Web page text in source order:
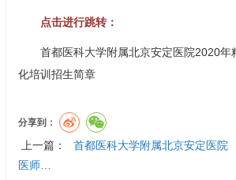
点击进行跳转：
首都医科大学附属北京安定医院2020年
化培训招生简章
分享到：
上一篇：
首都医科大学附属北京安定医
医师…